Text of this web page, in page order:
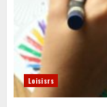
Loisisrs